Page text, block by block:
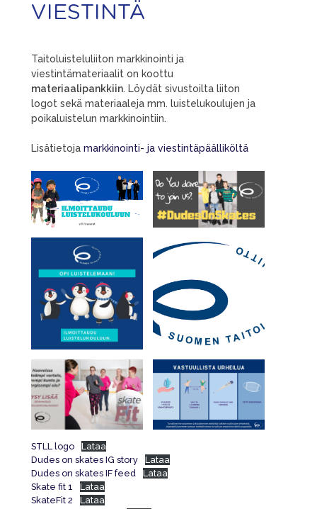
VIESTINTÄ
Taitoluisteluliiton markkinointi ja
viestintämateriaalit on koottu
materiaalipankkiin. Löydät sivustoilta liiton
logot sekä materiaaleja mm. luistelukoulujen ja
poikaluistelun markkinointiin.
Lisätietoja markkinointi- ja viestintäpäälliköltä
STLL logo
Lataa
Dudes on skates IG story
Lataa
Dudes on skates IF feed
Lataa
Skate fit 1
Lataa
SkateFit 2
Lataa